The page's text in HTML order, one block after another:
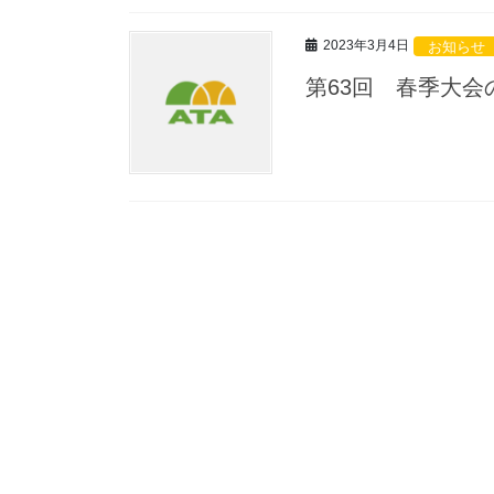
2023年3月4日 お知らせ
第63回 春季大会